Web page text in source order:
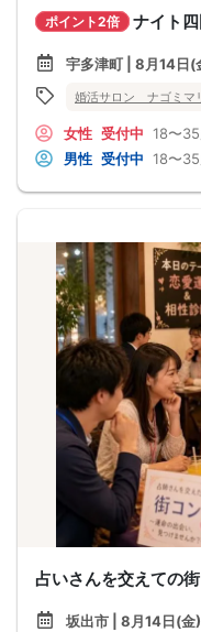
ポイント2倍 ナイト
宇多津町 | 8月14日
婚活サロン ナゴミマ
女性 受付中 18〜
男性 受付中 18〜
占いさんを交えての
坂出市 | 8月14日(